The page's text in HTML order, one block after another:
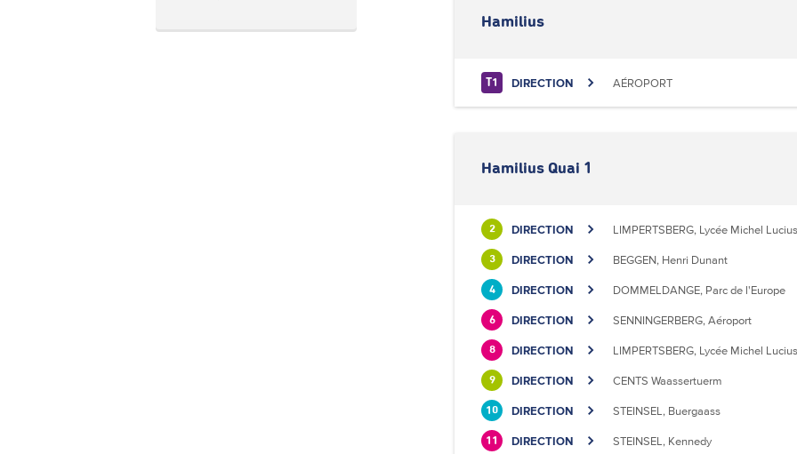
Hamilius
T1 DIRECTION AÉROPORT
Hamilius Quai 1
2 DIRECTION LIMPERTSBERG, Lycée Michel Lucius
3 DIRECTION BEGGEN, Henri Dunant
4 DIRECTION DOMMELDANGE, Parc de l'Europe
6 DIRECTION SENNINGERBERG, Aéroport
8 DIRECTION LIMPERTSBERG, Lycée Michel Lucius
9 DIRECTION CENTS Waassertuerm
10 DIRECTION STEINSEL, Buergaass
11 DIRECTION STEINSEL, Kennedy